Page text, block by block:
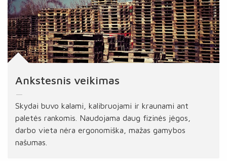
Ankstesnis veikimas
Skydai buvo kalami, kalibruojami ir kraunami ant
paletės rankomis. Naudojama daug fizinės jėgos,
darbo vieta nėra ergonomiška, mažas gamybos
našumas.